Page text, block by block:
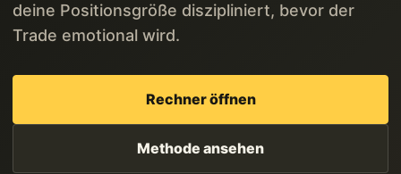
deine Positionsgröße diszipliniert, bevor der
Trade emotional wird.
Rechner öffnen
Methode ansehen